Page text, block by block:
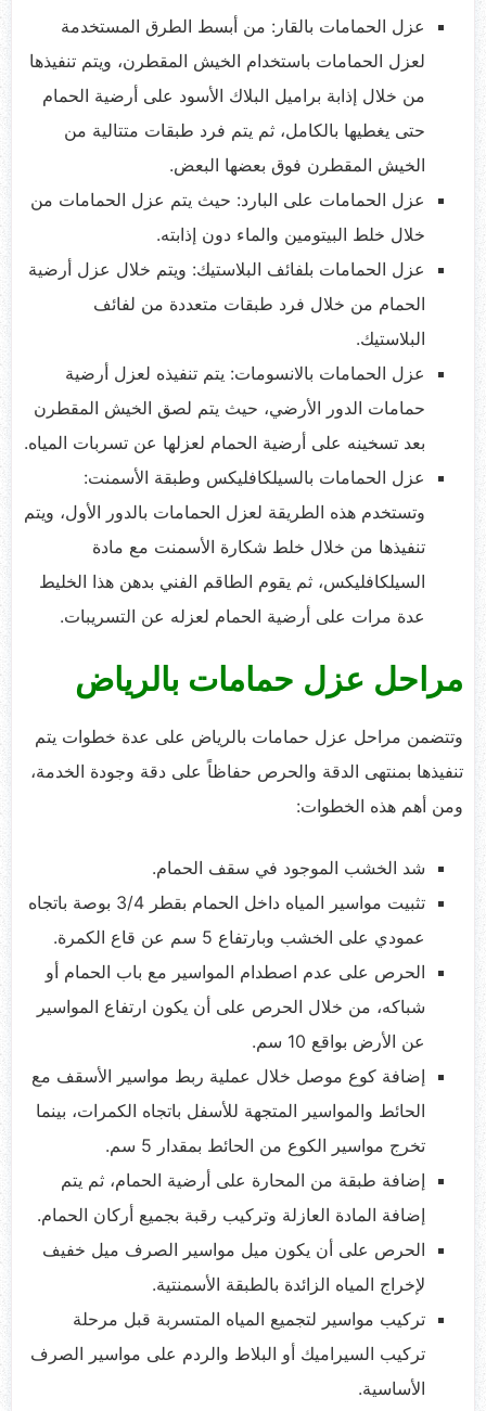
عزل الحمامات بالقار: من أبسط الطرق المستخدمة
لعزل الحمامات باستخدام الخيش المقطرن، ويتم تنفيذها
من خلال إذابة براميل البلاك الأسود على أرضية الحمام
حتى يغطيها بالكامل، ثم يتم فرد طبقات متتالية من
الخيش المقطرن فوق بعضها البعض.
عزل الحمامات على البارد: حيث يتم عزل الحمامات من
خلال خلط البيتومين والماء دون إذابته.
عزل الحمامات بلفائف البلاستيك: ويتم خلال عزل أرضية
الحمام من خلال فرد طبقات متعددة من لفائف
البلاستيك.
عزل الحمامات بالانسومات: يتم تنفيذه لعزل أرضية
حمامات الدور الأرضي، حيث يتم لصق الخيش المقطرن
بعد تسخينه على أرضية الحمام لعزلها عن تسربات المياه.
عزل الحمامات بالسيلكافليكس وطبقة الأسمنت:
وتستخدم هذه الطريقة لعزل الحمامات بالدور الأول، ويتم
تنفيذها من خلال خلط شكارة الأسمنت مع مادة
السيلكافليكس، ثم يقوم الطاقم الفني بدهن هذا الخليط
عدة مرات على أرضية الحمام لعزله عن التسريبات.
مراحل عزل حمامات بالرياض
وتتضمن مراحل عزل حمامات بالرياض على عدة خطوات يتم
تنفيذها بمنتهى الدقة والحرص حفاظاً على دقة وجودة الخدمة،
ومن أهم هذه الخطوات:
شد الخشب الموجود في سقف الحمام.
تثبيت مواسير المياه داخل الحمام بقطر 3/4 بوصة باتجاه
عمودي على الخشب وبارتفاع 5 سم عن قاع الكمرة.
الحرص على عدم اصطدام المواسير مع باب الحمام أو
شباكه، من خلال الحرص على أن يكون ارتفاع المواسير
عن الأرض بواقع 10 سم.
إضافة كوع موصل خلال عملية ربط مواسير الأسقف مع
الحائط والمواسير المتجهة للأسفل باتجاه الكمرات، بينما
تخرج مواسير الكوع من الحائط بمقدار 5 سم.
إضافة طبقة من المحارة على أرضية الحمام، ثم يتم
إضافة المادة العازلة وتركيب رقبة بجميع أركان الحمام.
الحرص على أن يكون ميل مواسير الصرف ميل خفيف
لإخراج المياه الزائدة بالطبقة الأسمنتية.
تركيب مواسير لتجميع المياه المتسربة قبل مرحلة
تركيب السيراميك أو البلاط والردم على مواسير الصرف
الأساسية.